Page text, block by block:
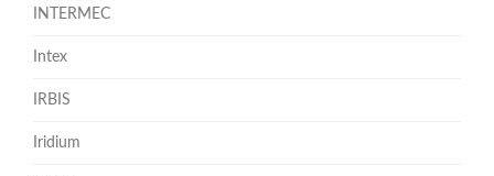
INTERMEC
Intex
IRBIS
Iridium